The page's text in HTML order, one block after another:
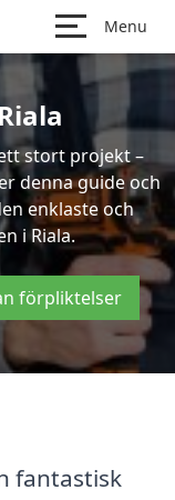
Menu
stort projekt –
denna guide och
enklaste och
i Riala.
förpliktelser
fantastisk